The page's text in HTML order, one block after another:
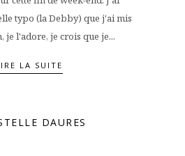
typo (la Debby) que j'ai mis
je l'adore, je crois que je...
LA SUITE
DAURES